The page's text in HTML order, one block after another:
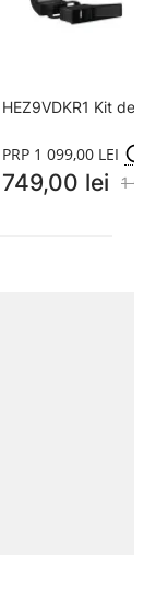
HEZ9VDKR1 Kit de
PRP 1 099,00 LEI
749,00 lei 1